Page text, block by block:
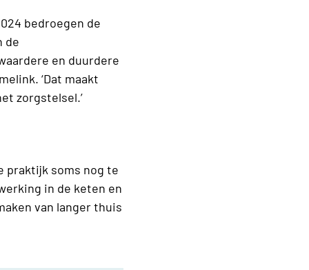
bedroegen de
de
en duurdere
‘Dat maakt
zorgstelsel.’
praktijk soms nog te
in de keten en
van langer thuis